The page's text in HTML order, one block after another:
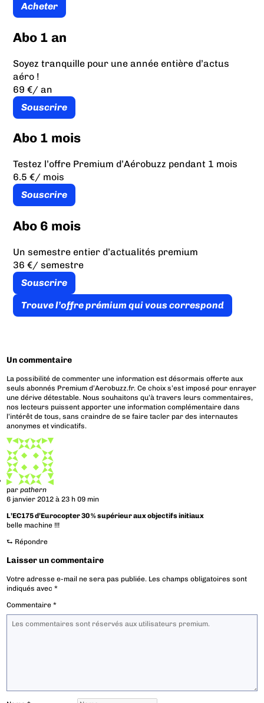
Acheter
Abo 1 an
Soyez tranquille pour une année entière d’actus
aéro !
69 €/ an
Souscrire
Abo 1 mois
Testez l’offre Premium d’Aérobuzz pendant 1 mois
6.5 €/ mois
Souscrire
Abo 6 mois
Un semestre entier d’actualités premium
36 €/ semestre
Souscrire
Trouve l’offre prémium qui vous correspond
Un commentaire
La possibilité de commenter une information est désormais offerte aux
seuls abonnés Premium d’Aerobuzz.fr. Ce choix s’est imposé pour enrayer
une dérive détestable. Nous souhaitons qu’à travers leurs commentaires,
nos lecteurs puissent apporter une information complémentaire dans
l’intérêt de tous, sans craindre de se faire tacler par des internautes
anonymes et vindicatifs.
parpathern
6 janvier 2012 à 23 h 09 min
L’EC175 d’Eurocopter 30 % supérieur aux objectifs initiaux
belle machine !!!
⮑ Répondre
Laisser un commentaire
Votre adresse e-mail ne sera pas publiée. Les champs obligatoires sont
indiqués avec*
Commentaire*